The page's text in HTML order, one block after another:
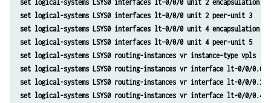
set logical-systems LSYS0 interfaces lt-0/0/0 unit 2 encapsulation
set logical-systems LSYS0 interfaces lt-0/0/0 unit 2 peer-unit 3
set logical-systems LSYS0 interfaces lt-0/0/0 unit 4 encapsulation
set logical-systems LSYS0 interfaces lt-0/0/0 unit 4 peer-unit 5
set logical-systems LSYS0 routing-instances vr instance-type vpls
set logical-systems LSYS0 routing-instances vr interface lt-0/0/0.0
set logical-systems LSYS0 routing-instances vr interface lt-0/0/0.2
set logical-systems LSYS0 routing-instances vr interface lt-0/0/0.4